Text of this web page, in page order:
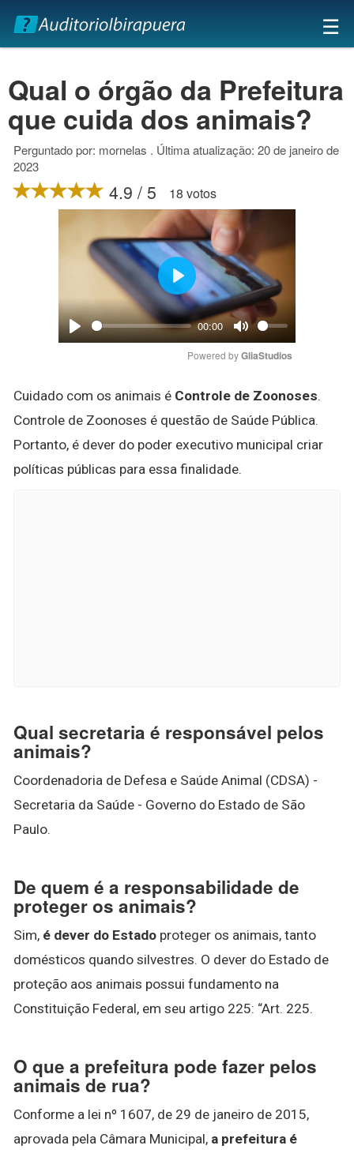
×
☰
Qual o órgão da Prefeitura
que cuida dos animais?
Perguntado por: mornelas . Última atualização: 20 de janeiro de
2023
4.9 / 5 18 votos
Play
00:00
Mute
Play
Powered by GliaStudios
Cuidado com os animais é Controle de Zoonoses.
Controle de Zoonoses é questão de Saúde Pública.
Portanto, é dever do poder executivo municipal criar
políticas públicas para essa finalidade.
Qual secretaria é responsável pelos
animais?
Coordenadoria de Defesa e Saúde Animal (CDSA) -
Secretaria da Saúde - Governo do Estado de São
Paulo.
De quem é a responsabilidade de
proteger os animais?
Sim, é dever do Estado proteger os animais, tanto
domésticos quando silvestres. O dever do Estado de
proteção aos animais possui fundamento na
Constituição Federal, em seu artigo 225: “Art. 225.
O que a prefeitura pode fazer pelos
animais de rua?
Conforme a lei nº 1607, de 29 de janeiro de 2015,
aprovada pela Câmara Municipal, a prefeitura é